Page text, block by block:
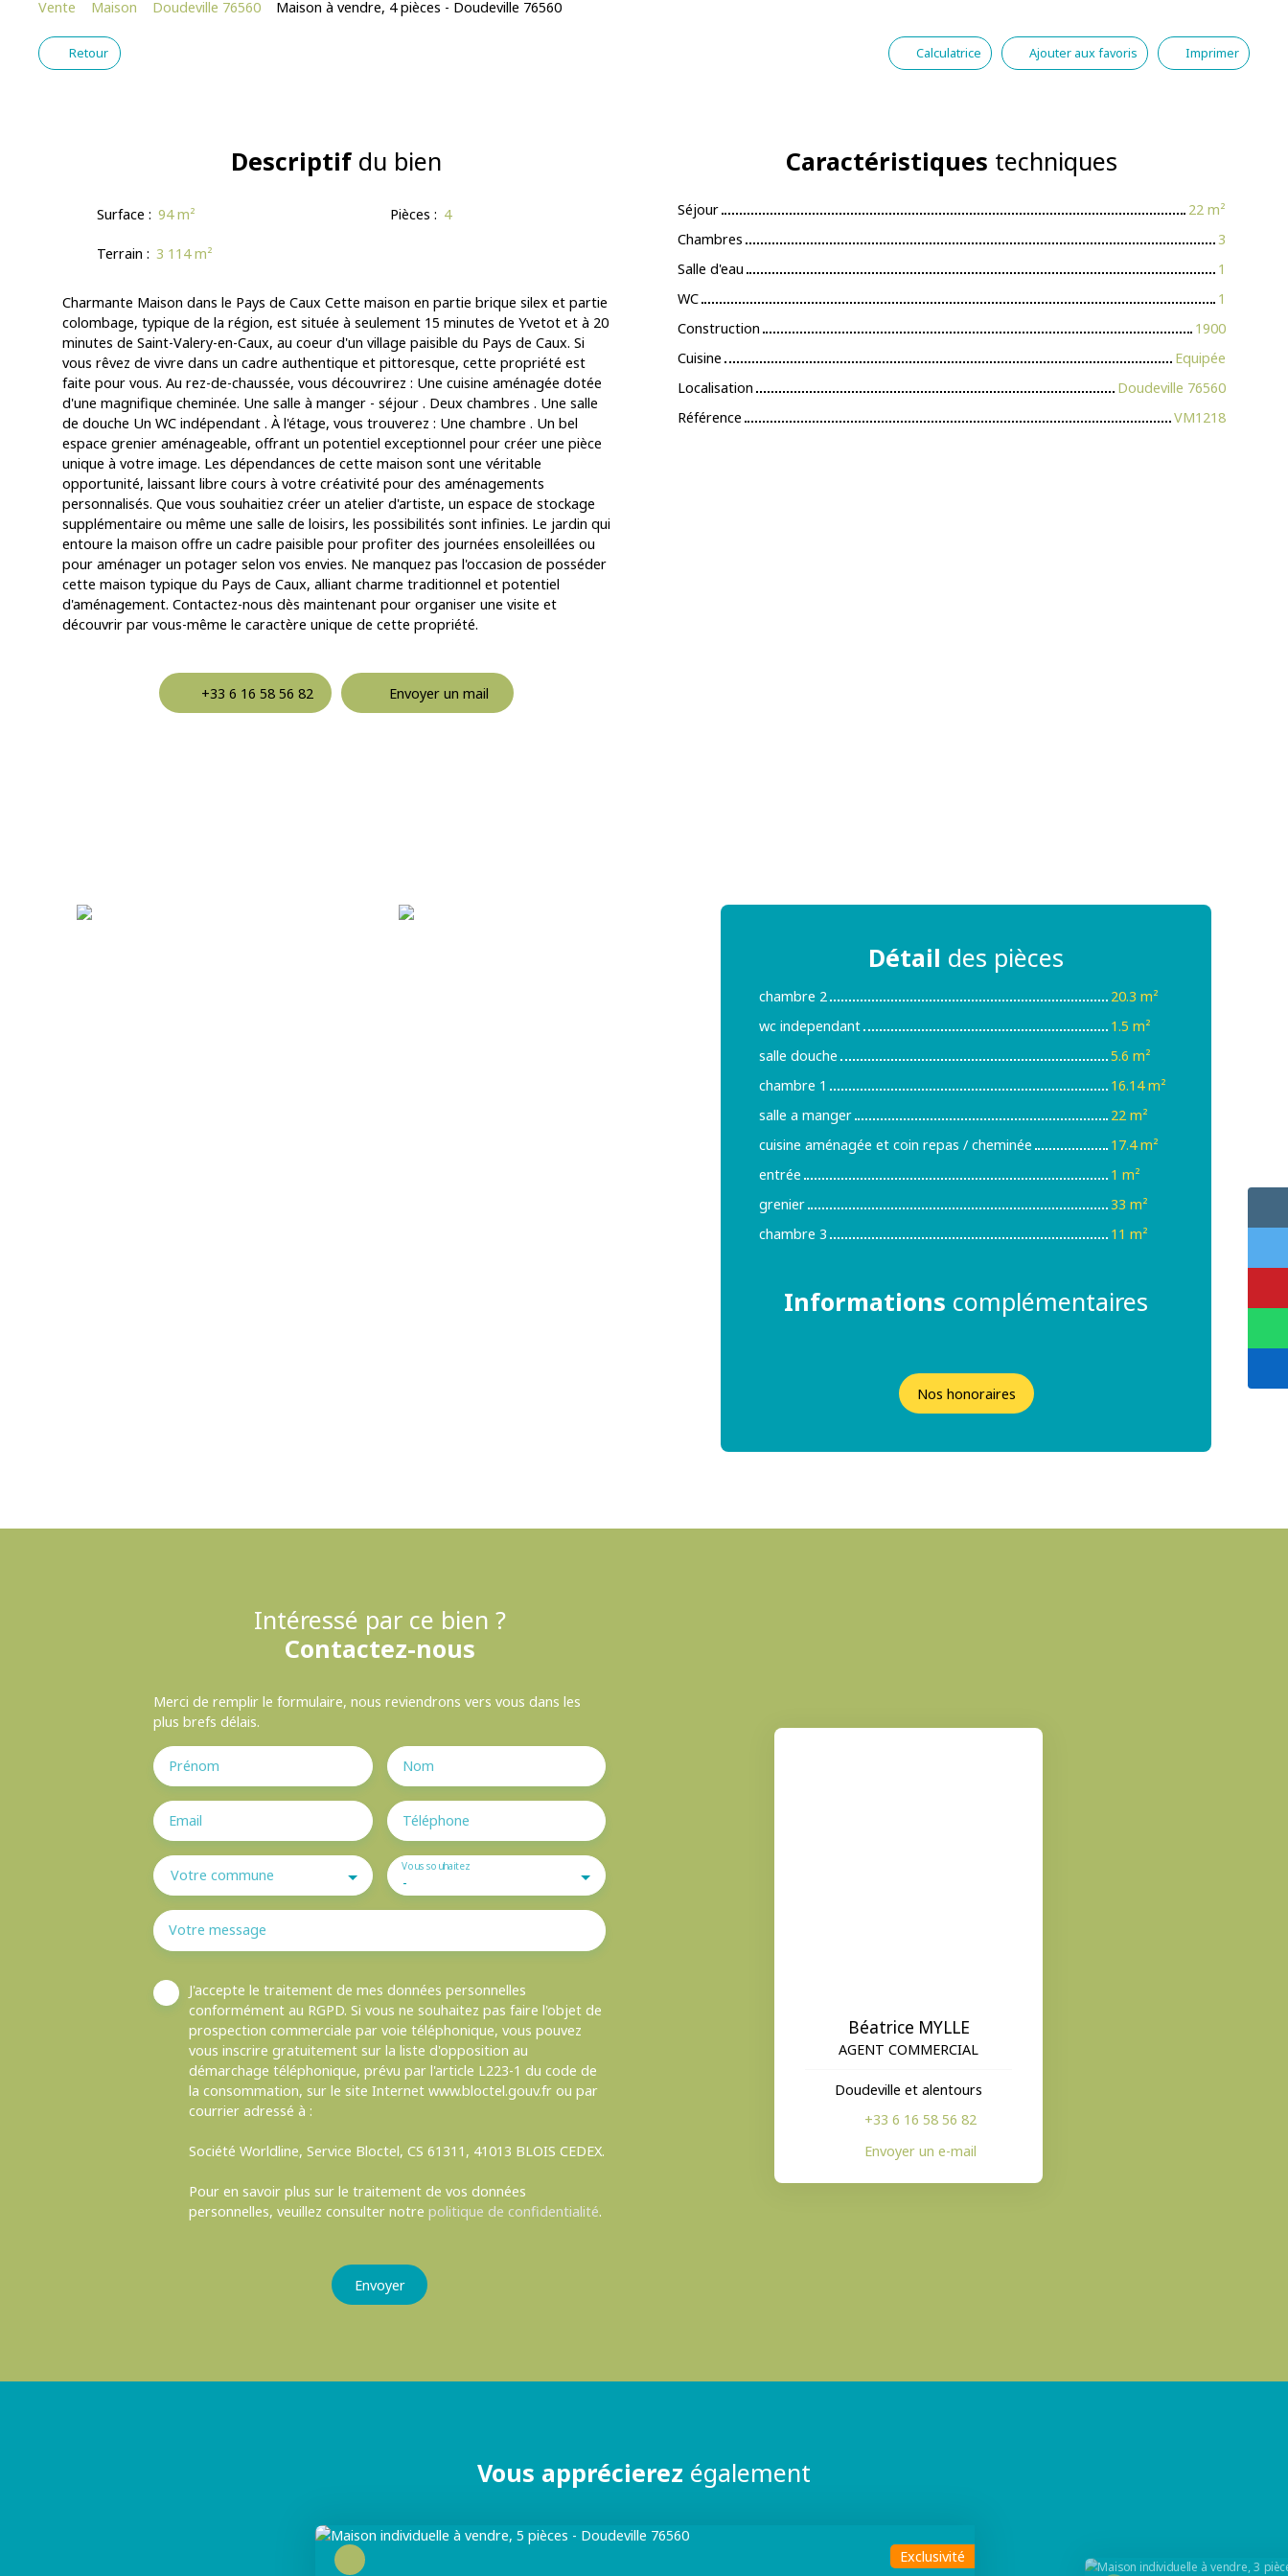
Vente Maison Doudeville 76560 Maison à vendre, 4 pièces - Doudeville 76560
Retour Calculatrice Ajouter aux favoris Imprimer
Descriptifdu bien
Surface : 94m² Pièces : 4
Terrain : 3 114m²
Charmante Maison dans le Pays de Caux Cette maison en partie brique silex et partie
colombage, typique de la région, est située à seulement 15 minutes de Yvetot et à 20
minutes de Saint-Valery-en-Caux, au coeur d'un village paisible du Pays de Caux. Si
vous rêvez de vivre dans un cadre authentique et pittoresque, cette propriété est
faite pour vous. Au rez-de-chaussée, vous découvrirez : Une cuisine aménagée dotée
d'une magnifique cheminée. Une salle à manger - séjour . Deux chambres . Une salle
de douche Un WC indépendant . À l'étage, vous trouverez : Une chambre . Un bel
espace grenier aménageable, offrant un potentiel exceptionnel pour créer une pièce
unique à votre image. Les dépendances de cette maison sont une véritable
opportunité, laissant libre cours à votre créativité pour des aménagements
personnalisés. Que vous souhaitiez créer un atelier d'artiste, un espace de stockage
supplémentaire ou même une salle de loisirs, les possibilités sont infinies. Le jardin qui
entoure la maison offre un cadre paisible pour profiter des journées ensoleillées ou
pour aménager un potager selon vos envies. Ne manquez pas l'occasion de posséder
cette maison typique du Pays de Caux, alliant charme traditionnel et potentiel
d'aménagement. Contactez-nous dès maintenant pour organiser une visite et
découvrir par vous-même le caractère unique de cette propriété.
+33 6 16 58 56 82 Envoyer un mail
Caractéristiques techniques
Séjour 22 m²
Chambres
3
Salle d'eau
1
WC
1
Construction
1900
Cuisine
Equipée
Localisation
Doudeville 76560
Référence
VM1218
Détail des pièces
chambre 2
20.3 m²
wc independant
1.5 m²
salle douche
5.6 m²
chambre 1
16.14 m²
salle a manger
22 m²
cuisine aménagée et coin repas / cheminée
17.4 m²
entrée
1 m²
grenier
33 m²
chambre 3
11 m²
Informations complémentaires
Nos honoraires
Intéressé par ce bien ?
Contactez-nous
Merci de remplir le formulaire, nous reviendrons vers vous dans les
plus brefs délais.
Prénom Nom
Email Téléphone
Votre commune -
Vous souhaitez
Votre message
J'accepte le traitement de mes données personnelles
conformément au RGPD. Si vous ne souhaitez pas faire l'objet de
prospection commerciale par voie téléphonique, vous pouvez
vous inscrire gratuitement sur la liste d'opposition au
démarchage téléphonique, prévu par l'article L223-1 du code de
la consommation, sur le site Internet www.bloctel.gouv.fr ou par
courrier adressé à :
Société Worldline, Service Bloctel, CS 61311, 41013 BLOIS CEDEX.
Pour en savoir plus sur le traitement de vos données
personnelles, veuillez consulter notre politique de confidentialité.
Envoyer
Béatrice MYLLE
AGENT COMMERCIAL
Doudeville et alentours
+33 6 16 58 56 82
Envoyer un e-mail
Vous apprécierez également
Sous compromis